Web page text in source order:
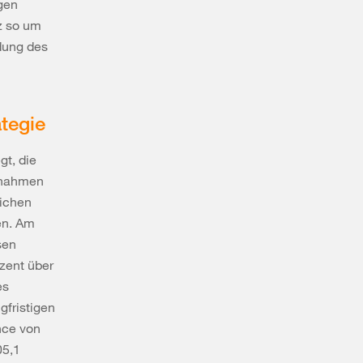
so um
des
die
Am
über
von